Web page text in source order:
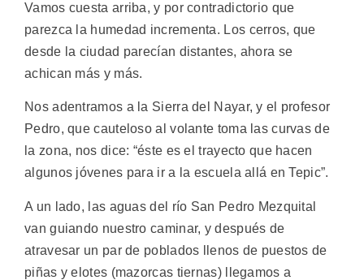
Vamos cuesta arriba, y por contradictorio que
parezca la humedad incrementa. Los cerros, que
desde la ciudad parecían distantes, ahora se
achican más y más.
Nos adentramos a la Sierra del Nayar, y el profesor
Pedro, que cauteloso al volante toma las curvas de
la zona, nos dice: “éste es el trayecto que hacen
algunos jóvenes para ir a la escuela allá en Tepic”.
A un lado, las aguas del río San Pedro Mezquital
van guiando nuestro caminar, y después de
atravesar un par de poblados llenos de puestos de
piñas y elotes (mazorcas tiernas) llegamos a